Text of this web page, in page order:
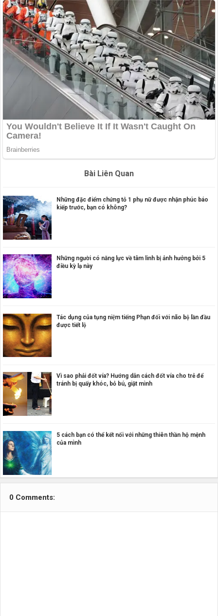
Bài Liên Quan
Những đặc điểm chứng tỏ 1 phụ nữ được nhận phúc báo
kiếp trước, bạn có không?
Những người có năng lực về tâm linh bị ảnh hưởng bởi 5
điều kỳ lạ này
Tác dụng của tụng niệm tiếng Phạn đối với não bộ lần đầu
được tiết lộ
Vì sao phải đốt vía? Hướng dẫn cách đốt vía cho trẻ để
tránh bị quấy khóc, bỏ bú, giật mình
5 cách bạn có thể kết nối với những thiên thần hộ mệnh
của mình
0 Comments: